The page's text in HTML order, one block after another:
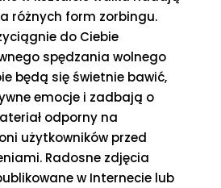
różnych form zorbingu.
do Ciebie
spędzania wolnego
będą się świetnie bawić,
emocje i zadbają o
odporny na
użytkowników przed
Radosne zdjęcia
w Internecie lub